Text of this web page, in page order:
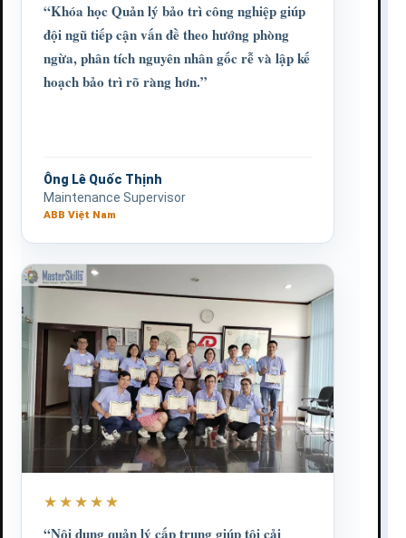
“Khóa học Quản lý bảo trì công nghiệp giúp
đội ngũ tiếp cận vấn đề theo hướng phòng
ngừa, phân tích nguyên nhân gốc rễ và lập kế
hoạch bảo trì rõ ràng hơn.”
Ông Lê Quốc Thịnh
Maintenance Supervisor
ABB Việt Nam
★★★★★
“Nội dung quản lý cấp trung giúp tôi cải